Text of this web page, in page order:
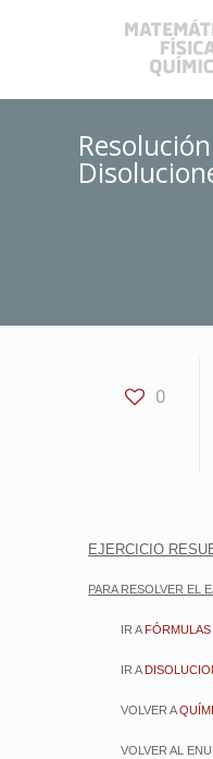
0
EJERCICIO
PARA RESOLVER EL
IR A
IR A
VOLVER A
VOLVER AL